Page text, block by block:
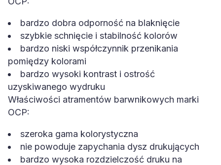
bardzo dobra odporność na blaknięcie
szybkie schnięcie i stabilność kolorów
bardzo niski współczynnik przenikania
pomiędzy kolorami
bardzo wysoki kontrast i ostrość
uzyskiwanego wydruku
Właściwości atramentów barwnikowych marki
OCP:
szeroka gama kolorystyczna
nie powoduje zapychania dysz drukujących
bardzo wysoka rozdzielczość druku na